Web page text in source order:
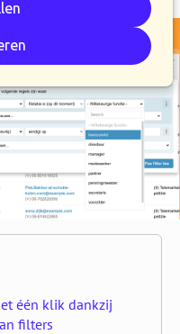
één klik dankzij
filters